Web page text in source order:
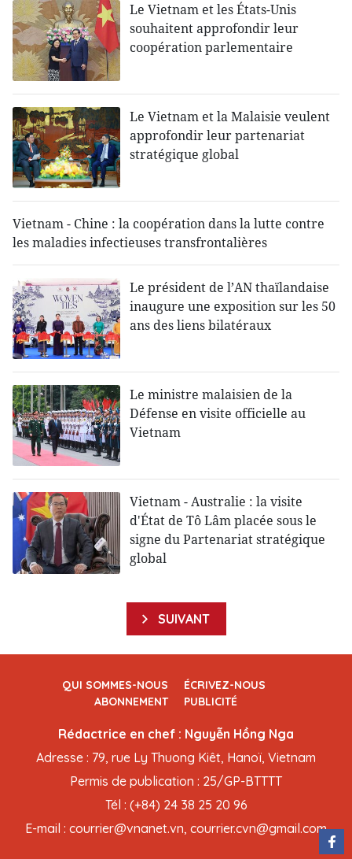
Le Vietnam et les États-Unis
souhaitent approfondir leur
coopération parlementaire
Le Vietnam et la Malaisie veulent
approfondir leur partenariat
stratégique global
Vietnam - Chine : la coopération dans la lutte contre
les maladies infectieuses transfrontalières
Le président de l’AN thaïlandaise
inaugure une exposition sur les 50
ans des liens bilatéraux
Le ministre malaisien de la
Défense en visite officielle au
Vietnam
Vietnam - Australie : la visite
d'État de Tô Lâm placée sous le
signe du Partenariat stratégique
global
SUIVANT
QUI SOMMES-NOUS
ÉCRIVEZ-NOUS
ABONNEMENT
PUBLICITÉ
Rédactrice en chef : Nguyễn Hồng Nga
Adresse : 79, rue Ly Thuong Kiêt, Hanoï, Vietnam
Permis de publication : 25/GP-BTTTT
Tél : (+84) 24 38 25 20 96
E-mail : courrier@vnanet.vn, courrier.cvn@gmail.com